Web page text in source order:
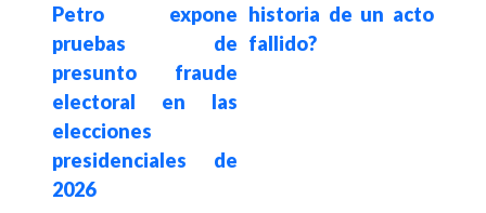
Petro expone
pruebas de
presunto fraude
electoral en las
elecciones
presidenciales de
2026
historia de un acto
fallido?